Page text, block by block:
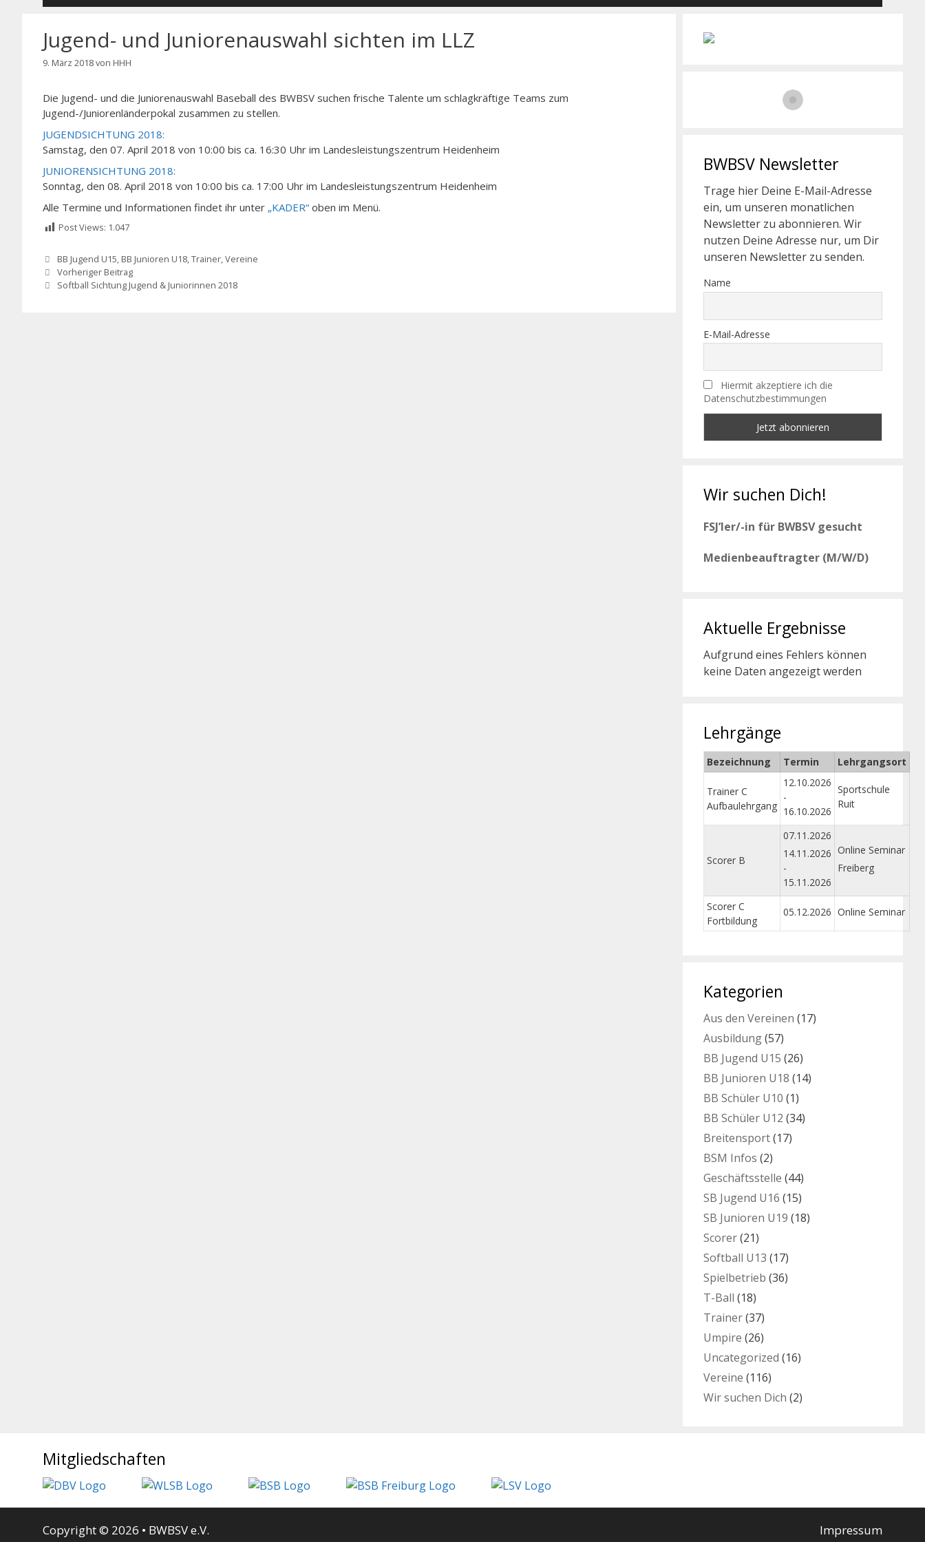
Jugend- und Juniorenauswahl sichten im LLZ
9. März 2018von HHH
Die Jugend- und die Juniorenauswahl Baseball des BWBSV suchen frische Talente um schlagkräftige Teams zum
Jugend-/Juniorenländerpokal zusammen zu stellen.
JUGENDSICHTUNG 2018:
Samstag, den 07. April 2018 von 10:00 bis ca. 16:30 Uhr im Landesleistungszentrum Heidenheim
JUNIORENSICHTUNG 2018:
Sonntag, den 08. April 2018 von 10:00 bis ca. 17:00 Uhr im Landesleistungszentrum Heidenheim
Alle Termine und Informationen findet ihr unter „KADER“ oben im Menü.
Post Views: 1.047
Kategorien
BB Jugend U15, BB Junioren U18,Trainer,Vereine
Vorheriger Beitrag
Softball Sichtung Jugend & Juniorinnen 2018
BWBSV Newsletter
Trage hier Deine E-Mail-Adresse
ein, um unseren monatlichen
Newsletter zu abonnieren. Wir
nutzen Deine Adresse nur, um Dir
unseren Newsletter zu senden.
Name
E-Mail-Adresse
Hiermit akzeptiere ich die
Datenschutzbestimmungen
Wir suchen Dich!
FSJ’ler/-in für BWBSV gesucht
Medienbeauftragter (M/W/D)
Aktuelle Ergebnisse
Aufgrund eines Fehlers können
keine Daten angezeigt werden
Lehrgänge
Bezeichnung Termin Lehrgangsort
Trainer C
Aufbaulehrgang
12.10.2026
-
16.10.2026
Sportschule
Ruit
Scorer B
07.11.2026
14.11.2026
-
15.11.2026
Online Seminar
Freiberg
Scorer C
Fortbildung
05.12.2026 Online Seminar
Kategorien
Aus den Vereinen (17)
Ausbildung(57)
BB Jugend U15 (26)
BB Junioren U18 (14)
BB Schüler U10 (1)
BB Schüler U12 (34)
Breitensport(17)
BSM Infos (2)
Geschäftsstelle (44)
SB Jugend U16 (15)
SB Junioren U19 (18)
Scorer(21)
Softball U13 (17)
Spielbetrieb (36)
T-Ball (18)
Trainer(37)
Umpire (26)
Uncategorized (16)
Vereine (116)
Wir suchen Dich (2)
Mitgliedschaften
Impressum
Copyright © 2026 • BWBSV e.V.